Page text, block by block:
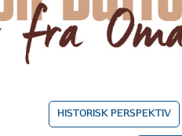
HISTORISK PERSPEKTIV